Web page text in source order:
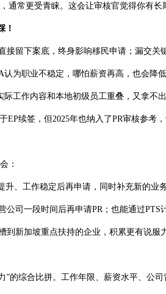
常更受青睐。这会让审核官觉得你有长
！
下案底，终身影响移民申请；漏交关
职业不稳定，哪怕薪资再高，也会降低
作内容和本地初级员工重叠，又拿不出
续签，但2025年也纳入了PR审核参考，
：
工作稳定后再申请，同时补充新的业务
一段时间后再申请PR；也能通过PTS计
新加坡重点扶持的企业，积累更有说服
综合比拼。工作年限、薪资水平、公司